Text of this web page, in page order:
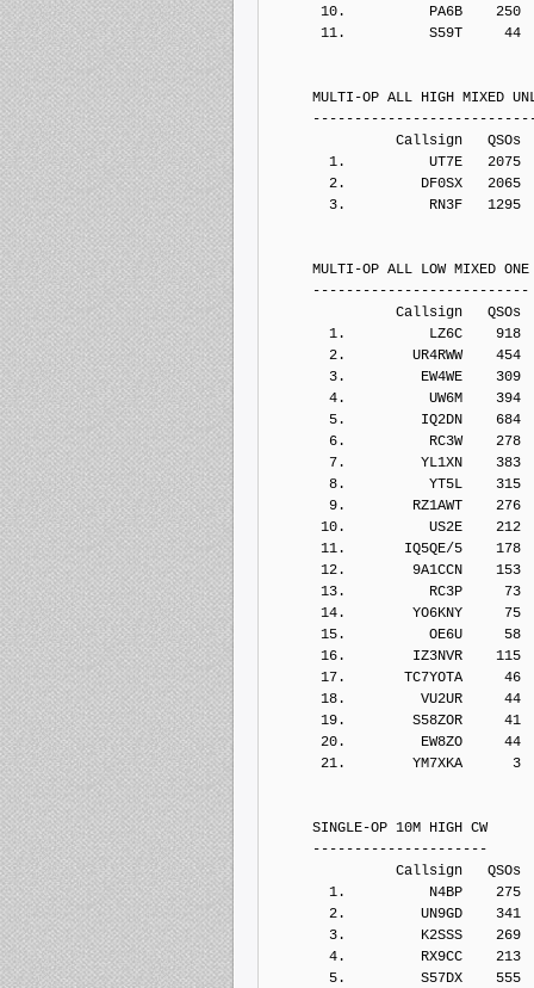
10.          PA6B    250
11.          S59T     44
MULTI-OP ALL HIGH MIXED
Callsign   QSOs  Points
1.          UT7E   2075
2.         DF0SX   2065
3.          RN3F   1295
MULTI-OP ALL LOW MIXED ONE
--------------------------
Callsign   QSOs  Points
1.          LZ6C    918
2.        UR4RWW    454
3.         EW4WE    309
4.          UW6M    394
5.         IQ2DN    684
6.          RC3W    278
7.         YL1XN    383
8.          YT5L    315
9.        RZ1AWT    276
10.          US2E    212
11.       IQ5QE/5    178
12.        9A1CCN    153
13.          RC3P     73
14.        YO6KNY     75
15.          OE6U     58
16.        IZ3NVR    115
17.       TC7YOTA     46
18.         VU2UR     44
19.        S58ZOR     41
20.         EW8ZO     44
21.        YM7XKA      3
SINGLE-OP 10M HIGH CW
---------------------
Callsign   QSOs  Points
1.          N4BP    275
2.         UN9GD    341
3.         K2SSS    269
4.         RX9CC    213
5.         S57DX    555